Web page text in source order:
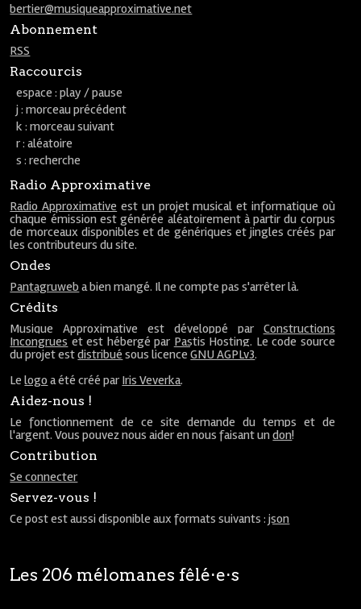
bertier@musiqueapproximative.net
Abonnement
RSS
Raccourcis
espace : play / pause
j : morceau précédent
k : morceau suivant
r : aléatoire
s : recherche
Radio Approximative
Radio Approximative est un projet musical et informatique où
chaque émission est générée aléatoirement à partir du corpus
de morceaux disponibles et de génériques et jingles créés par
les contributeurs du site.
Ondes
Pantagruweb a bien mangé. Il ne compte pas s'arrêter là.
Crédits
Musique Approximative est développé par Constructions
Incongrues et est hébergé par Pastis Hosting. Le code source
du projet estdistribué sous licenceGNU AGPLv3.
Lelogo a été créé par Iris Veverka.
Aidez-nous !
Le fonctionnement de ce site demande du temps et de
l'argent. Vous pouvez nous aider en nous faisant undon!
Contribution
Se connecter
Servez-vous !
Ce post est aussi disponible aux formats suivants :json
Les 206 mélomanes fêlé⋅e⋅s